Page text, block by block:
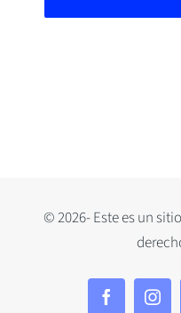
© 2026- Este es un